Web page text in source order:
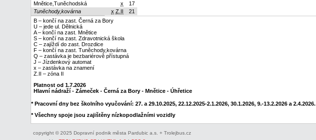
Mnětice,Tuněchodská
x
17
Tuněchody,kovárna
x Z.II 21
B – končí na zast. Černá za Bory
U – jede ul. Dělnická
A – končí na zast. Mnětice
S – končí na zast. Zdravotnická škola
C – zajíždí do zast. Drozdice
F – končí na zast. Tuněchody,kovárna
Q – zastávka je bezbariérově přístupná
J – Jízdenkový automat
x – zastávka na znamení
Z.II – zóna II
Platnost od 1.7.2026
Hlavní nádraží - Zámeček - Černá za Bory - Mnětice - Úhřetice
* Pracovní dny bez školního vyučování: 27. a 29.10.2025, 22.12.2025-2.1.2026, 30.1.2026, 9.-13.2.2026 a 2.4.2026.
* Všechny spoje jsou zajištěny nízkopodlažními vozidly
copyright © 2025 Dopravní podnik města Pardubic a.s. + Trolejbus.cz